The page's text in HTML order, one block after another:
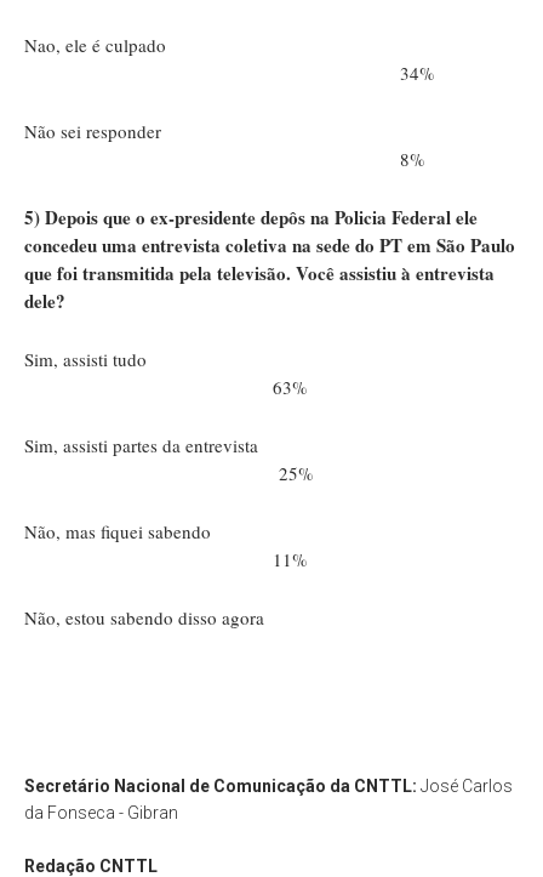
Nao, ele é culpado
34%
Não sei responder
8%
5) Depois que o ex-presidente depôs na Policia Federal ele
concedeu uma entrevista coletiva na sede do PT em São Paulo
que foi transmitida pela televisão. Você assistiu à entrevista
dele?
Sim, assisti tudo
63%
Sim, assisti partes da entrevista
25%
Não, mas fiquei sabendo
11%
Não, estou sabendo disso agora
Secretário Nacional de Comunicação da CNTTL: José Carlos
da Fonseca - Gibran
Redação CNTTL